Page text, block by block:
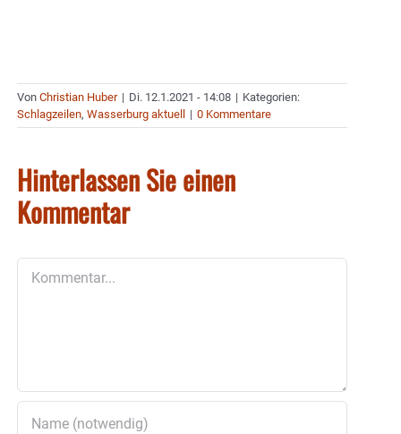
Von Christian Huber | Di. 12.1.2021 - 14:08 | Kategorien:
Schlagzeilen, Wasserburg aktuell | 0 Kommentare
Hinterlassen Sie einen
Kommentar